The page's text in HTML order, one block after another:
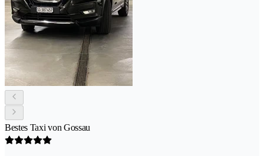
Bestes Taxi von Gossau